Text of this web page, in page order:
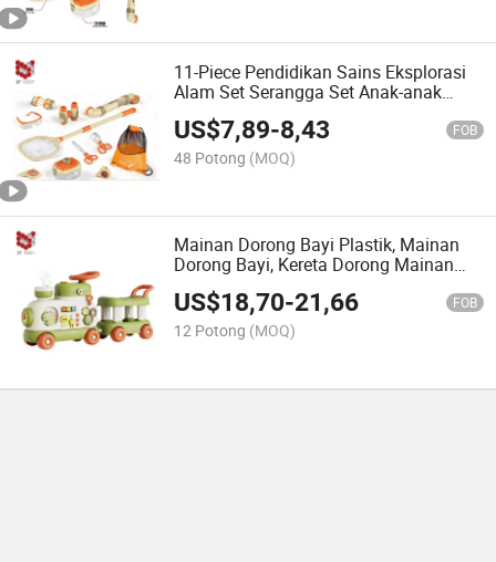
11-Piece Pendidikan Sains Eksplorasi
Alam Set Serangga Set Anak-anak
Outdoor Mainan Pembelajaran Hadiah
US$7,89-8,43 FOB
48 Potong (MOQ)
Mainan Dorong Bayi Plastik, Mainan
Dorong Bayi, Kereta Dorong Mainan
Lokomotif dengan Fungsi Semprot,
Mainan Walker Bayi Multifungsi untuk
Anak-anak, Mainan Edukasi untuk
Hadiah
US$18,70-21,66 FOB
12 Potong (MOQ)